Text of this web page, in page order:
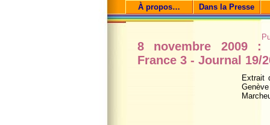
À propos… Dans la Presse
8 novembre 2009 :
France 3 - Journal 19/
Extrait